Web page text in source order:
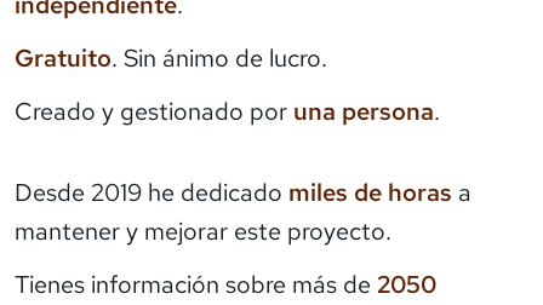
Gratuito. Sin ánimo de lucro.
Creado y gestionado por una persona.
Desde 2019 he dedicado miles de horas a
mantener y mejorar este proyecto.
Tienes información sobre más de 2050